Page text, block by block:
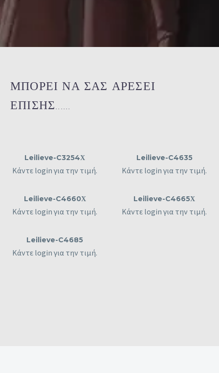
ΜΠΟΡΕΙ ΝΑ ΣΑΣ ΑΡΕΣΕΙ
ΕΠΙΣΗΣ......
Leilieve-C3254Χ
Κάντε login για την τιμή.
Leilieve-C4635
Κάντε login για την τιμή.
Leilieve-C4660Χ
Κάντε login για την τιμή.
Leilieve-C4665Χ
Κάντε login για την τιμή.
Leilieve-C4685
Κάντε login για την τιμή.